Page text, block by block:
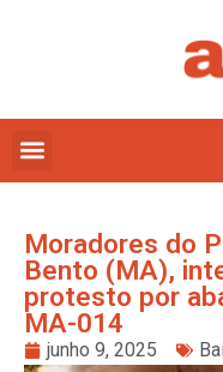
Moradores do
Bento (MA),
protesto por
MA-014
junho 9, 2025